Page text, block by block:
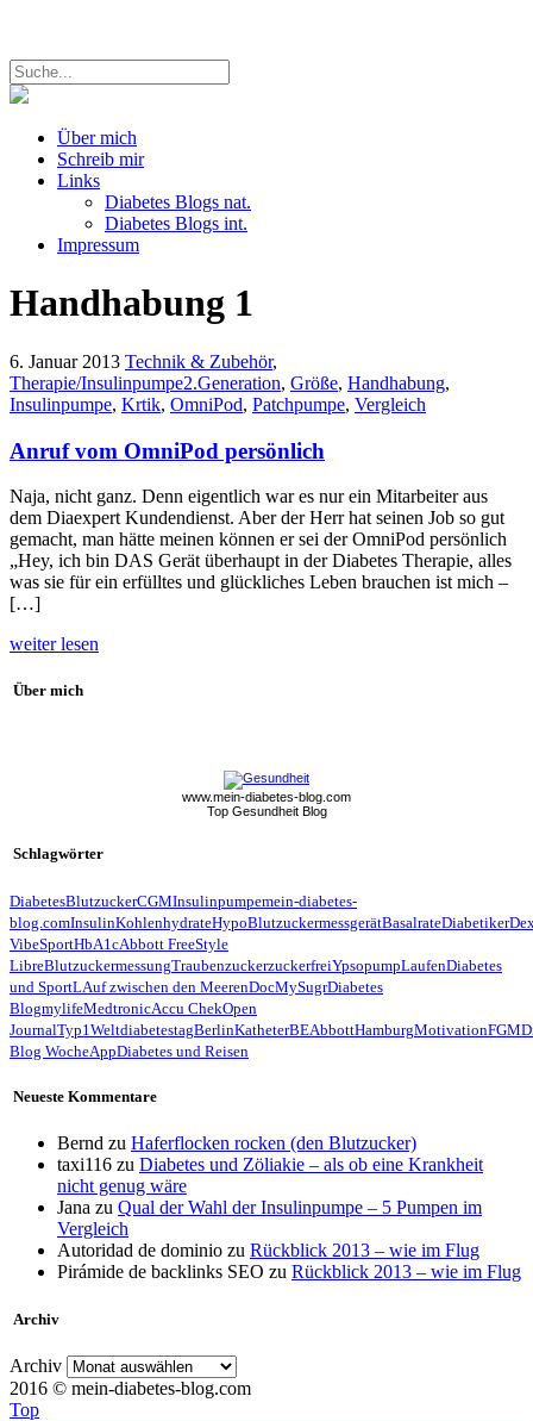
Über mich
Schreib mir
Links
Diabetes Blogs nat.
Diabetes Blogs int.
Impressum
Handhabung 1
6. Januar 2013 Technik & Zubehör,
Therapie/Insulinpumpe2.Generation, Größe, Handhabung,
Insulinpumpe, Krtik, OmniPod, Patchpumpe, Vergleich
Anruf vom OmniPod persönlich
Naja, nicht ganz. Denn eigentlich war es nur ein Mitarbeiter aus
dem Diaexpert Kundendienst. Aber der Herr hat seinen Job so gut
gemacht, man hätte meinen können er sei der OmniPod persönlich
„Hey, ich bin DAS Gerät überhaupt in der Diabetes Therapie, alles
was sie für ein erfülltes und glückliches Leben brauchen ist mich –
[…]
weiter lesen
Über mich
www.mein-diabetes-blog.com
Top Gesundheit Blog
Schlagwörter
DiabetesBlutzuckerCGMInsulinpumpemein-diabetes-
blog.comInsulinKohlenhydrateHypoBlutzuckermessgerätBasalrateDiabetiker
VibeSportHbA1cAbbott FreeStyle
LibreBlutzuckermessungTraubenzuckerzuckerfreiYpsopumpLaufenDiabetes
und SportLAuf zwischen den MeerenDocMySugrDiabetes
BlogmylifeMedtronicAccu ChekOpen
JournalTyp1WeltdiabetestagBerlinKatheterBEAbbottHamburgMotivationFGM
Blog WocheAppDiabetes und Reisen
Neueste Kommentare
Bernd zu Haferflocken rocken (den Blutzucker)
taxi116 zu Diabetes und Zöliakie – als ob eine Krankheit
nicht genug wäre
Jana zu Qual der Wahl der Insulinpumpe – 5 Pumpen im
Vergleich
Autoridad de dominio zu Rückblick 2013 – wie im Flug
Pirámide de backlinks SEO zu Rückblick 2013 – wie im Flug
Archiv
Archiv
2016 © mein-diabetes-blog.com
Top